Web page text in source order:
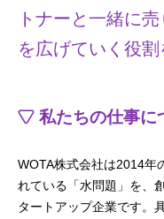
トナーと一緒に
を広げていく役割
私たちの仕事に
WOTA株式会社は2014年
れている「水問題」を、
タートアップ企業です。